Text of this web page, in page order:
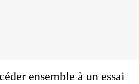
ensemble à un essai